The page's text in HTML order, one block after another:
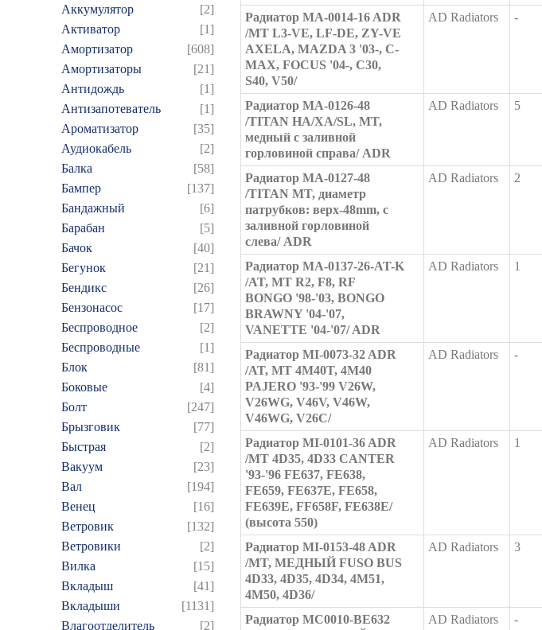
Аккумулятор
[2]
Активатор
[1]
Амортизатор
[608]
Амортизаторы
[21]
Антидождь
[1]
Антизапотеватель
[1]
Ароматизатор
[35]
Аудиокабель
[2]
Балка
[58]
Бампер
[137]
Бандажный
[6]
Барабан
[5]
Бачок
[40]
Бегунок
[21]
Бендикс
[26]
Бензонасос
[17]
Беспроводное
[2]
Беспроводные
[1]
Блок
[81]
Боковые
[4]
Болт
[247]
Брызговик
[77]
Быстрая
[2]
Вакуум
[23]
Вал
[194]
Венец
[16]
Ветровик
[132]
Ветровики
[2]
Вилка
[15]
Вкладыш
[41]
Вкладыши
[1131]
Влагоотделитель
[2]
Радиатор MA-0014-16 ADR
/MT L3-VE, LF-DE, ZY-VE
AXELA, MAZDA 3 '03-, C-
MAX, FOCUS '04-, C30,
S40, V50/
AD Radiators -
Радиатор MA-0126-48
/TITAN HA/XA/SL, MT,
медный с заливной
горловиной справа/ ADR
AD Radiators 5
Радиатор MA-0127-48
/TITAN MT, диаметр
патрубков: верх-48mm, с
заливной горловиной
слева/ ADR
AD Radiators 2
Радиатор MA-0137-26-AT-K
/AT, MT R2, F8, RF
BONGO '98-'03, BONGO
BRAWNY '04-'07,
VANETTE '04-'07/ ADR
AD Radiators 1
Радиатор MI-0073-32 ADR
/AT, MT 4M40T, 4M40
PAJERO '93-'99 V26W,
V26WG, V46V, V46W,
V46WG, V26C/
AD Radiators -
Радиатор MI-0101-36 ADR
/MT 4D35, 4D33 CANTER
'93-'96 FE637, FE638,
FE659, FE637E, FE658,
FE639E, FF658F, FE638E/
(высота 550)
AD Radiators 1
Радиатор MI-0153-48 ADR
/MT, МЕДНЫЙ FUSO BUS
4D33, 4D35, 4D34, 4M51,
4M50, 4D36/
AD Radiators 3
Радиатор MC0010-BE632
AD Radiators -